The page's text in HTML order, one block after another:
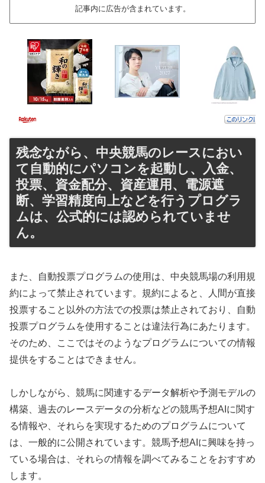
記事内に広告が含まれています。
残念ながら、中央競馬のレースにおい
て自動的にパソコンを起動し、入金、
投票、資金配分、資産運用、電源遮
断、学習精度向上などを行うプログラ
ムは、公式的には認められていませ
ん。
また、自動投票プログラムの使用は、中央競馬場の利用規
約によって禁止されています。規約によると、人間が直接
投票すること以外の方法での投票は禁止されており、自動
投票プログラムを使用することは違法行為にあたります。
そのため、ここではそのようなプログラムについての情報
提供をすることはできません。
しかしながら、競馬に関連するデータ解析や予測モデルの
構築、過去のレースデータの分析などの競馬予想AIに関す
る情報や、それらを実現するためのプログラムについて
は、一般的に公開されています。競馬予想AIに興味を持っ
ている場合は、それらの情報を調べてみることをおすすめ
します。